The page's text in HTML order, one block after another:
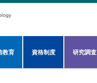
教育 資格制度 研究調査